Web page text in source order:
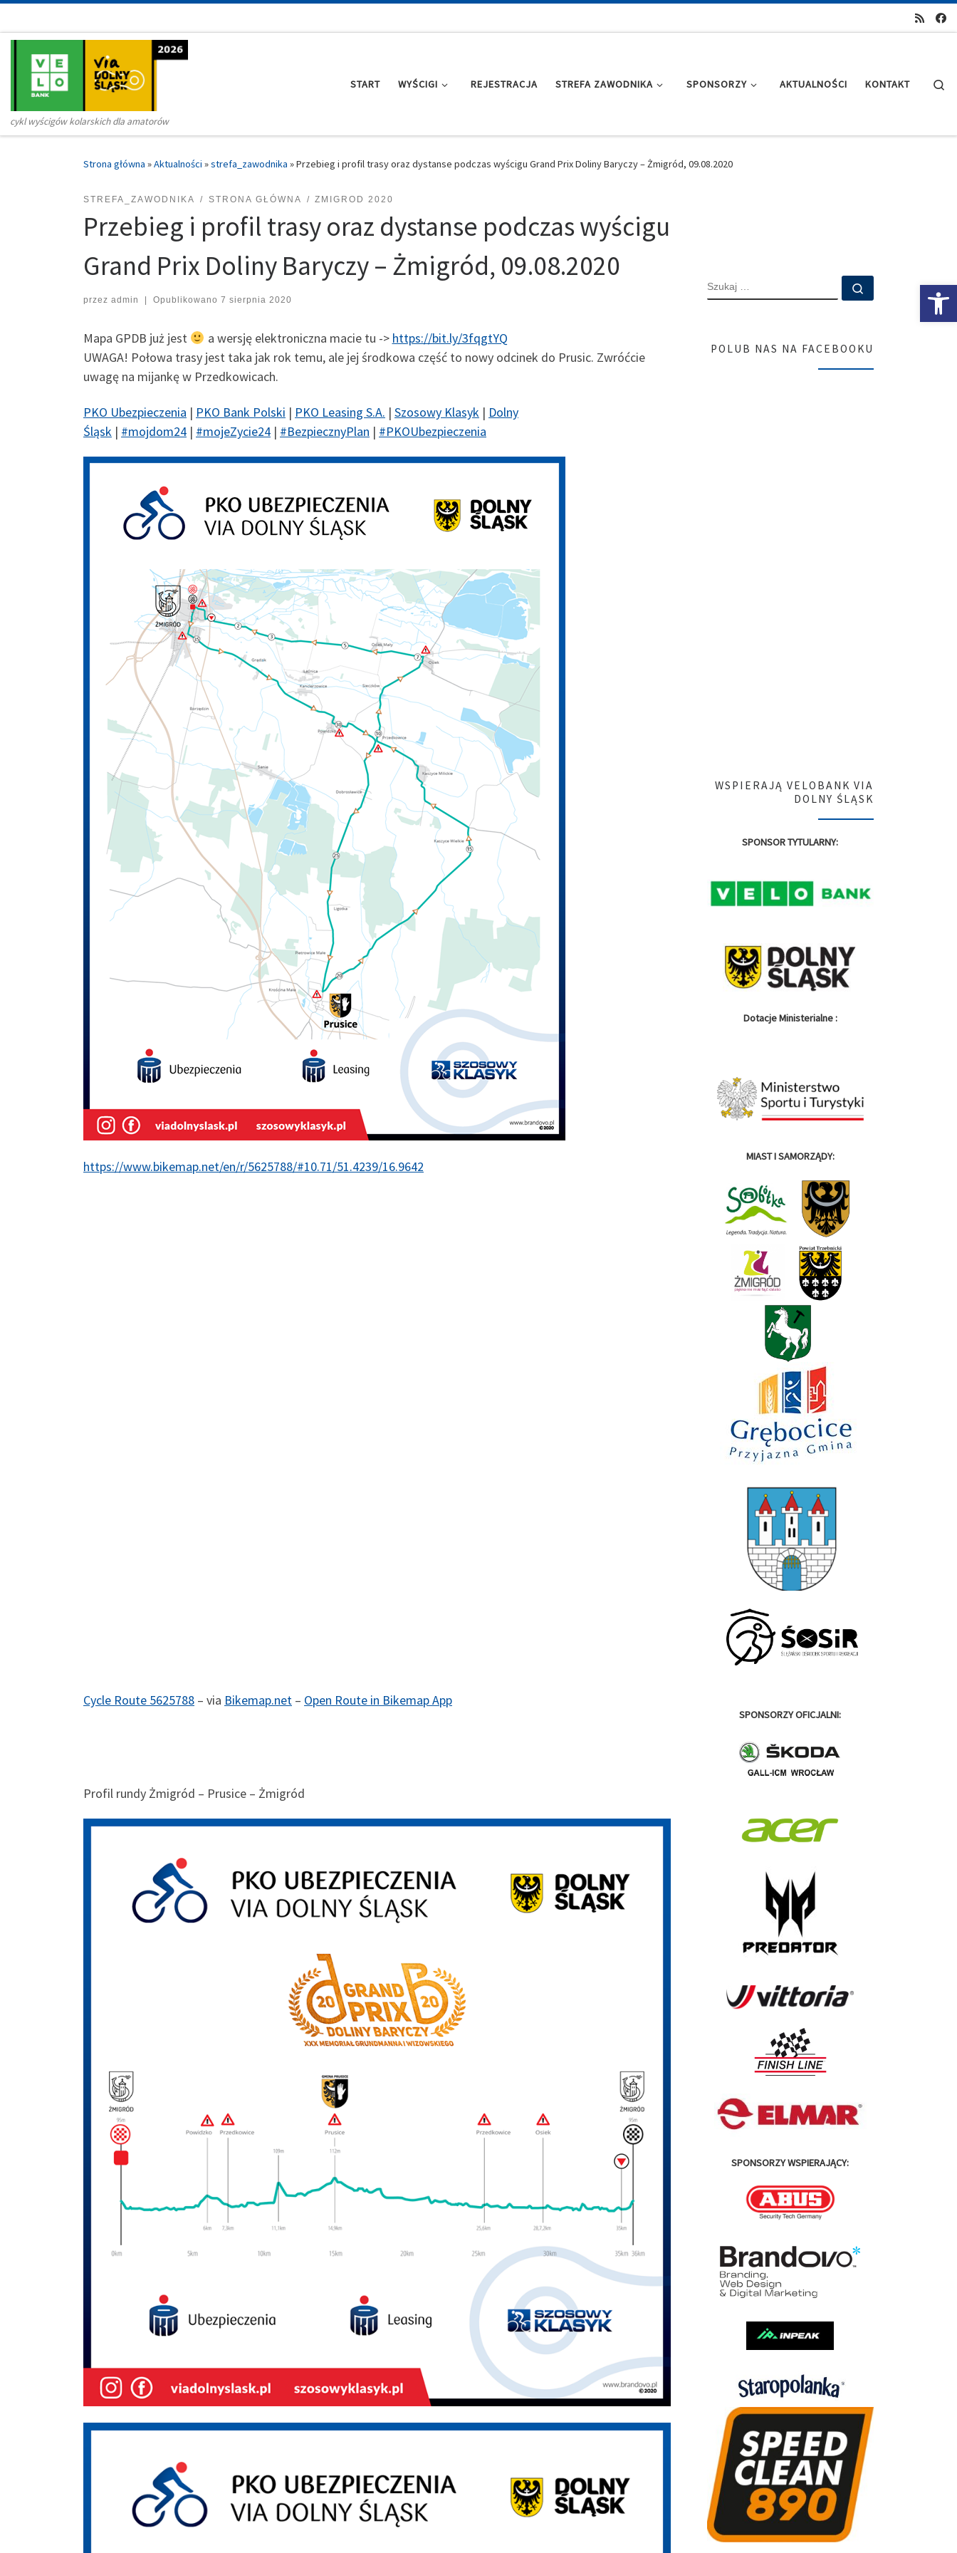
cykl wyścigów kolarskich dla amatorów
START WYŚCIGI REJESTRACJA STREFA ZAWODNIKA SPONSORZY AKTUALNOŚCI KONTAKT
Strona główna »Aktualności »strefa_zawodnika »Przebieg i profil trasy oraz dystanse podczas wyścigu Grand Prix Doliny Baryczy – Żmigród, 09.08.2020
STREFA_ZAWODNIKA STRONA GŁÓWNA ZMIGROD 2020
Przebieg i profil trasy oraz dystanse podczas wyścigu
Grand Prix Doliny Baryczy – Żmigród, 09.08.2020
przez admin Opublikowano 7 sierpnia 2020
Mapa GPDB już jest a wersję elektroniczna macie tu -> https://bit.ly/3fqgtYQ
UWAGA! Połowa trasy jest taka jak rok temu, ale jej środkowa część to nowy odcinek do Prusic. Zwróćcie
uwagę na mijankę w Przedkowicach.
PKO Ubezpieczenia | PKO Bank Polski | PKO Leasing S.A. | Szosowy Klasyk | Dolny
Śląsk | #mojdom24 | #mojeZycie24 | #BezpiecznyPlan | #PKOUbezpieczenia
https://www.bikemap.net/en/r/5625788/#10.71/51.4239/16.9642
Cycle Route 5625788 – via Bikemap.net – Open Route in Bikemap App
Profil rundy Żmigród – Prusice – Żmigród
SZUKAJ
POLUB NAS NA FACEBOOKU
WSPIERAJĄ VELOBANK VIA
DOLNY ŚLĄSK
SPONSOR TYTULARNY:
Dotacje Ministerialne :
MIAST I SAMORZĄDY:
SPONSORZY OFICJALNI:
SPONSORZY WSPIERAJĄCY: